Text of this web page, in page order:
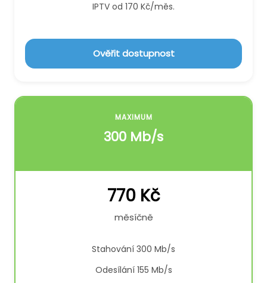
IPTV od 170 Kč/měs.
Ověřit dostupnost
MAXIMUM
300 Mb/s
770 Kč
měsíčně
Stahování 300 Mb/s
Odesílání 155 Mb/s